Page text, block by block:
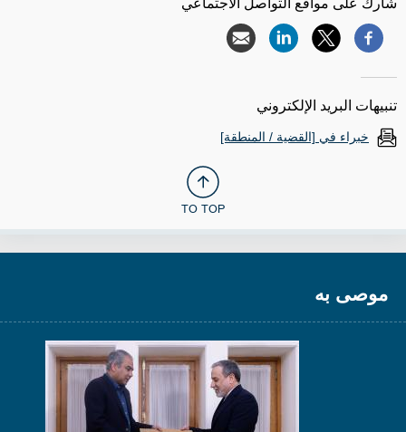
شارك على مواقع التواصل الاجتماعي
تنبيهات البريد الإلكتروني
خبراء في [القضية / المنطقة]
TO TOP
موصى به